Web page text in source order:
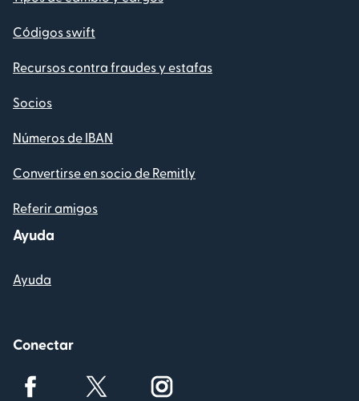
Códigos swift
Recursos contra fraudes y estafas
Socios
Números de IBAN
Convertirse en socio de Remitly
Referir amigos
Ayuda
Ayuda
Conectar